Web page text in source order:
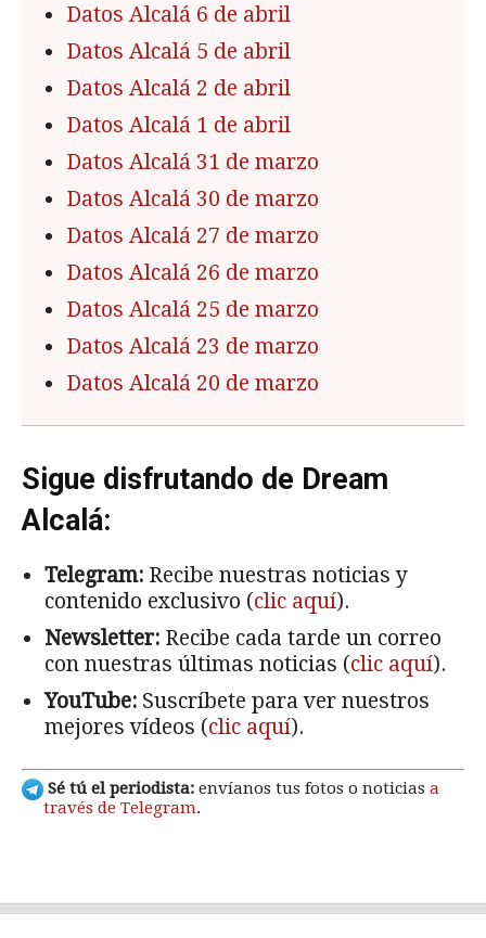
Datos Alcalá 6 de abril
Datos Alcalá 5 de abril
Datos Alcalá 2 de abril
Datos Alcalá 1 de abril
Datos Alcalá 31 de marzo
Datos Alcalá 30 de marzo
Datos Alcalá 27 de marzo
Datos Alcalá 26 de marzo
Datos Alcalá 25 de marzo
Datos Alcalá 23 de marzo
Datos Alcalá 20 de marzo
Sigue disfrutando de Dream
Alcalá:
Telegram: Recibe nuestras noticias y
contenido exclusivo (clic aquí).
Newsletter: Recibe cada tarde un correo
con nuestras últimas noticias (clic aquí).
YouTube: Suscríbete para ver nuestros
mejores vídeos (clic aquí).
Sé tú el periodista: envíanos tus fotos o noticias a
través de Telegram.